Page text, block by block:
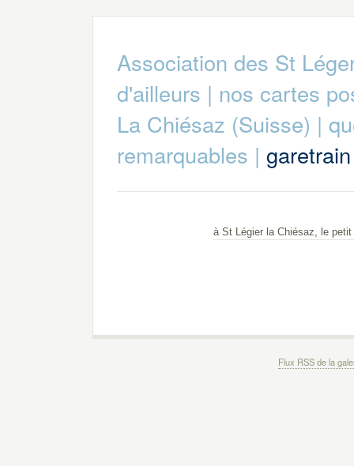
Association des St
d'ailleurs | nos cartes
La Chiésaz (Suisse) |
remarquables | garetrain
à St Légier la Chiésaz, le
Flux RSS de la